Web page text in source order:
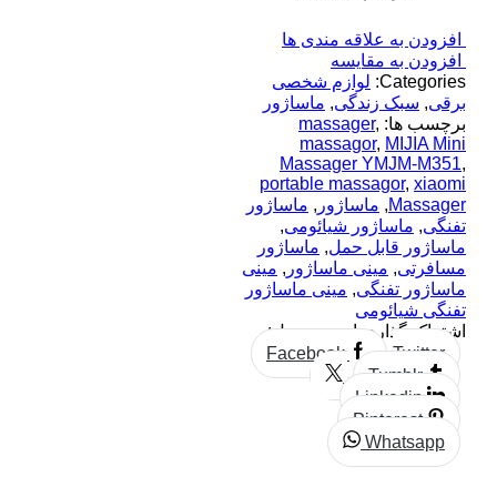
افزودن به علاقه مندی ها
افزودن به مقایسه
Categories: لوازم شخصی
برقی, سبک زندگی, ماساژور
برچسب ها: massager,
massagor, MIJIA Mini
Massager YMJM-M351,
portable massagor, xiaomi
Massager
, ماساژور , ماساژور
تفنگی, ماساژور شیائومی,
ماساژور قابل حمل, ماساژور
مسافرتی, مینی ماساژور , مینی
ماساژور تفنگی, مینی ماساژور
تفنگی شیائومی
اشتراک گذاری این محصول:
Facebook
Twitter
Tumblr
Linkedin
Pinterest
Whatsapp